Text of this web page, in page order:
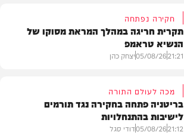
חקירה נפתחה
תקרית חריגה במהלך המראת מסוקו של
הנשיא טראמפ
21:21
05/08/26יצחק כהן
מכה לעולם התורה
בריטניה פתחה בחקירה נגד תורמים
לישיבות בהתנחלויות
21:12
05/08/26דודי סגל